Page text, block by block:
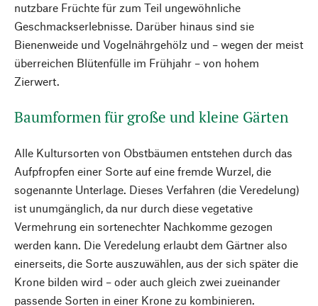
nutzbare Früchte für zum Teil ungewöhnliche
Geschmackserlebnisse. Darüber hinaus sind sie
Bienenweide und Vogelnährgehölz und – wegen der meist
überreichen Blütenfülle im Frühjahr – von hohem
Zierwert.
Baumformen für große und kleine Gärten
Alle Kultursorten von Obstbäumen entstehen durch das
Aufpfropfen einer Sorte auf eine fremde Wurzel, die
sogenannte Unterlage. Dieses Verfahren (die Veredelung)
ist unumgänglich, da nur durch diese vegetative
Vermehrung ein sortenechter Nachkomme gezogen
werden kann. Die Veredelung erlaubt dem Gärtner also
einerseits, die Sorte auszuwählen, aus der sich später die
Krone bilden wird – oder auch gleich zwei zueinander
passende Sorten in einer Krone zu kombinieren.